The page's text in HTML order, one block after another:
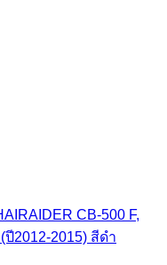
CB-500 F,
ปี2012-2015) สีดำ